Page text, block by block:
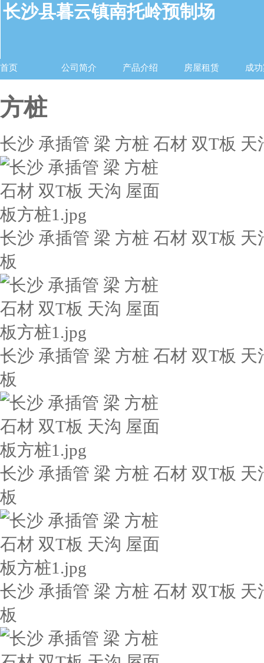
长沙县暮云镇南托岭预制场
首页 公司简介 产品介绍 房屋租赁 成
方桩
长沙 承插管 梁 方桩 石材 双T板 天
长沙 承插管 梁 方桩 石材 双T板
板
长沙 承插管 梁 方桩 石材 双T板
板
长沙 承插管 梁 方桩 石材 双T板
板
长沙 承插管 梁 方桩 石材 双T板
板